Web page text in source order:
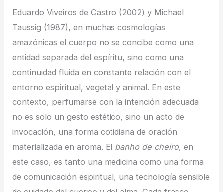
Eduardo Viveiros de Castro (2002) y Michael
Taussig (1987), en muchas cosmologías
amazónicas el cuerpo no se concibe como una
entidad separada del espíritu, sino como una
continuidad fluida en constante relación con el
entorno espiritual, vegetal y animal. En este
contexto, perfumarse con la intención adecuada
no es solo un gesto estético, sino un acto de
invocación, una forma cotidiana de oración
materializada en aroma. El banho de cheiro, en
este caso, es tanto una medicina como una forma
de comunicación espiritual, una tecnología sensible